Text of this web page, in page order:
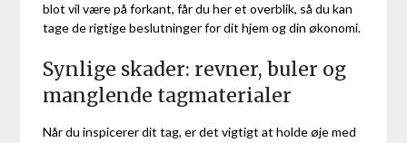
blot vil være på forkant, får du her et overblik, så du kan
tage de rigtige beslutninger for dit hjem og din økonomi.
Synlige skader: revner, buler og
manglende tagmaterialer
Når du inspicerer dit tag, er det vigtigt at holde øje med